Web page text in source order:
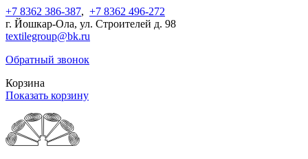
+7 8362 386-387, +7 8362 496-272
г. Йошкар-Ола, ул. Строителей д. 98
textilegroup@bk.ru
Обратный звонок
Корзина
Показать корзину